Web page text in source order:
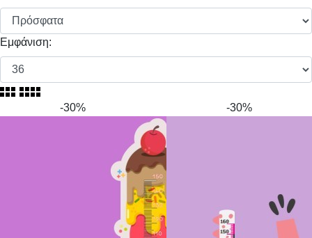
Εμφάνιση:
-30% -30%